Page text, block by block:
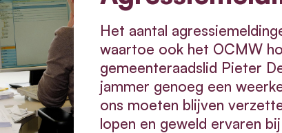
Het aantal
waartoe ook het OCMW
gemeenteraadslid Pieter
jammer genoeg een
ons moeten blijven
lopen en geweld ervaren